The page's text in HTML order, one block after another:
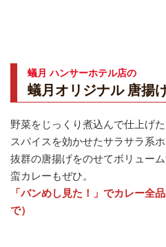
蟻月 ハンサーホテル店の
蟻月オリジナル 唐揚
野菜をじっくり煮込んで仕上げ
スパイスを効かせたサラサラ系
抜群の唐揚げをのせてボリュー
蛮カレーもぜひ。
「バンめし見た！」でカレー全
で）